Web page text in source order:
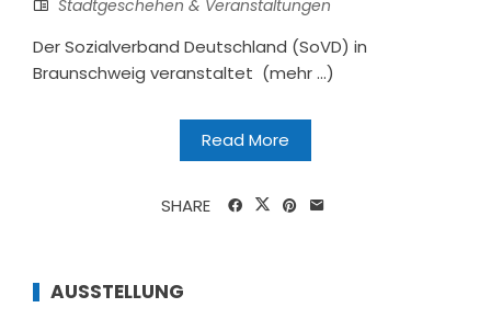
Stadtgeschehen & Veranstaltungen
Der Sozialverband Deutschland (SoVD) in
Braunschweig veranstaltet (mehr …)
Read More
SHARE
AUSSTELLUNG